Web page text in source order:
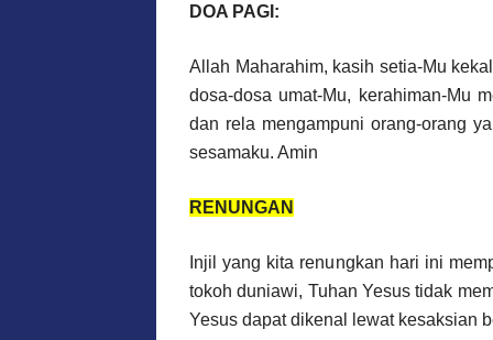
DOA PAGI:
Allah Maharahim, kasih setia-Mu
dosa-dosa umat-Mu, kerahiman-Mu
dan rela mengampuni orang-orang
sesamaku. Amin
RENUNGAN
Injil yang kita renungkan hari ini
tokoh duniawi, Tuhan Yesus tidak
Yesus dapat dikenal lewat kesaksian